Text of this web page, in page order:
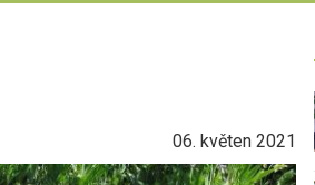
06. květen 2021